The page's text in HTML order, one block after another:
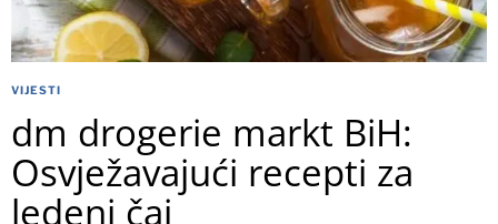
VIJESTI
dm drogerie markt BiH:
Osvježavajući recepti za
ledeni čaj